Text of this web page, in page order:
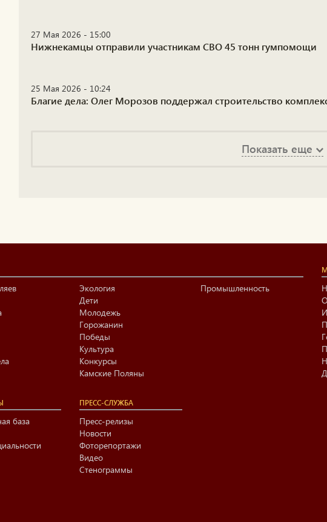
27 Мая 2026 - 15:00
Нижнекамцы отправили участникам СВО 45 тонн гумпомощи
25 Мая 2026 - 10:24
Благие дела: Олег Морозов поддержал строительство
Показать еще
Экология
Дети
Молодежь
Горожанин
Победы
Культура
Конкурсы
Камские Поляны
Промышленность
база
ПРЕСС-СЛУЖБА
Пресс-релизы
Новости
Фоторепортажи
Видео
Стенограммы